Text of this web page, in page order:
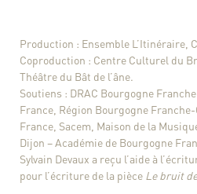
Production : Ensemble L’Itinéraire,
Coproduction : Centre Culturel du
Théâtre du Bât de l’âne.
Soutiens : DRAC Bourgogne
France, Région Bourgogne
France, Sacem, Maison de la
Dijon – Académie de Bourgogne
Sylvain Devaux a reçu l’aide à
pour l’écriture de la pièce Le bruit